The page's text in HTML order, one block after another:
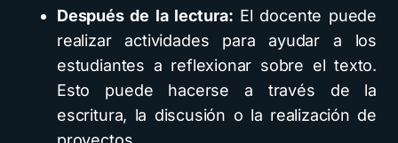
Después de la lectura: El docente puede
realizar actividades para ayudar a los
estudiantes a reflexionar sobre el texto.
Esto puede hacerse a través de la
escritura, la discusión o la realización de